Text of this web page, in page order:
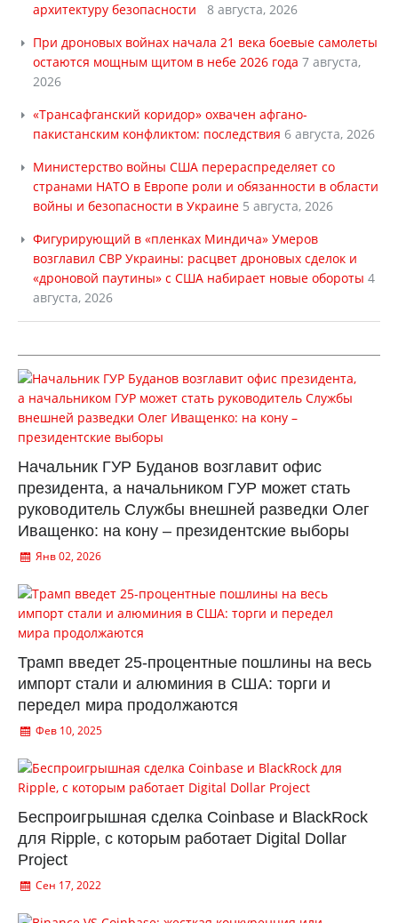
архитектуру безопасности
8 августа, 2026
При дроновых войнах начала 21 века боевые самолеты
остаются мощным щитом в небе 2026 года 7 августа,
2026
«Трансафганский коридор» охвачен афгано-
пакистанским конфликтом: последствия 6 августа, 2026
Министерство войны США перераспределяет со
странами НАТО в Европе роли и обязанности в области
войны и безопасности в Украине 5 августа, 2026
Фигурирующий в «пленках Миндича» Умеров
возглавил СВР Украины: расцвет дроновых сделок и
«дроновой паутины» с США набирает новые обороты 4
августа, 2026
Начальник ГУР Буданов возглавит офис
президента, а начальником ГУР может стать
руководитель Службы внешней разведки Олег
Иващенко: на кону – президентские выборы
Янв 02, 2026
Трамп введет 25-процентные пошлины на весь
импорт стали и алюминия в США: торги и
передел мира продолжаются
Фев 10, 2025
Беспроигрышная сделка Coinbase и BlackRock
для Ripple, с которым работает Digital Dollar
Project
Сен 17, 2022